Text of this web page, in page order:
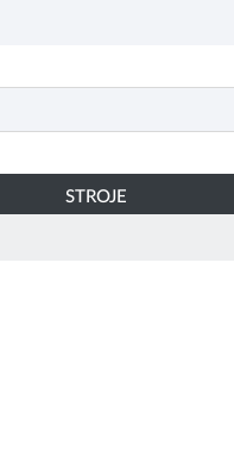
STROJE